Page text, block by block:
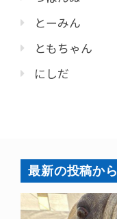
とーみん
ともちゃん
にしだ
最新の投稿から